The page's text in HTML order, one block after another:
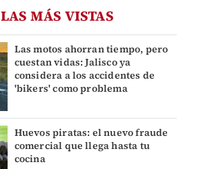
LAS MÁS VISTAS
Las motos ahorran tiempo, pero
cuestan vidas: Jalisco ya
considera a los accidentes de
'bikers' como problema
Huevos piratas: el nuevo fraude
comercial que llega hasta tu
cocina